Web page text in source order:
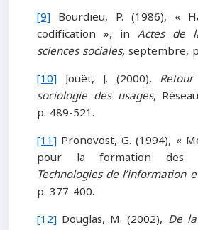
[9] Bourdieu, P. (1986), «
codification », in Actes de
sciences sociales,septembre,
[10] Jouët, J. (2000),
sociologie des usages,
p. 489-521.
[11] Pronovost, G. (1994), «
pour la formation des
Technologies de l’information
p. 377-400.
[12] Douglas, M. (2002), De